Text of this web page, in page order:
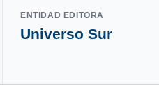
ENTIDAD EDITORA
Universo Sur